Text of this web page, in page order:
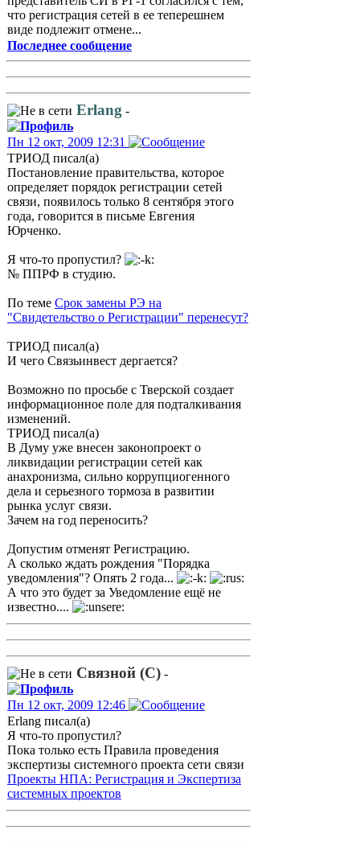
что регистрация сетей в ее теперешнем
виде подлежит отмене...
Последнее сообщение
Erlang -
Пн 12 окт, 2009 12:31
ТРИОД писал(а)
Постановление правительства, которое
определяет порядок регистрации сетей
связи, появилось только 8 сентября этого
года, говорится в письме Евгения
Юрченко.
Я что-то пропустил?
№ ППРФ в студию.
По теме Срок замены РЭ на
"Свидетельство о Регистрации" перенесут?
ТРИОД писал(а)
И чего Связьинвест дергается?
Возможно по просьбе с Тверской создает
информационное поле для подталкивания
изменений.
ТРИОД писал(а)
В Думу уже внесен законопроект о
ликвидации регистрации сетей как
анахронизма, сильно коррупциогенного
дела и серьезного тормоза в развитии
рынка услуг связи.
Зачем на год переносить?
Допустим отменят Регистрацию.
А сколько ждать рождения "Порядка
уведомления"? Опять 2 года...
А что это будет за Уведомление ещё не
известно....
Связной (С) -
Пн 12 окт, 2009 12:46
Erlang писал(а)
Я что-то пропустил?
Пока только есть Правила проведения
экспертизы системного проекта сети связи
Проекты НПА: Регистрация и Экспертиза
системных проектов